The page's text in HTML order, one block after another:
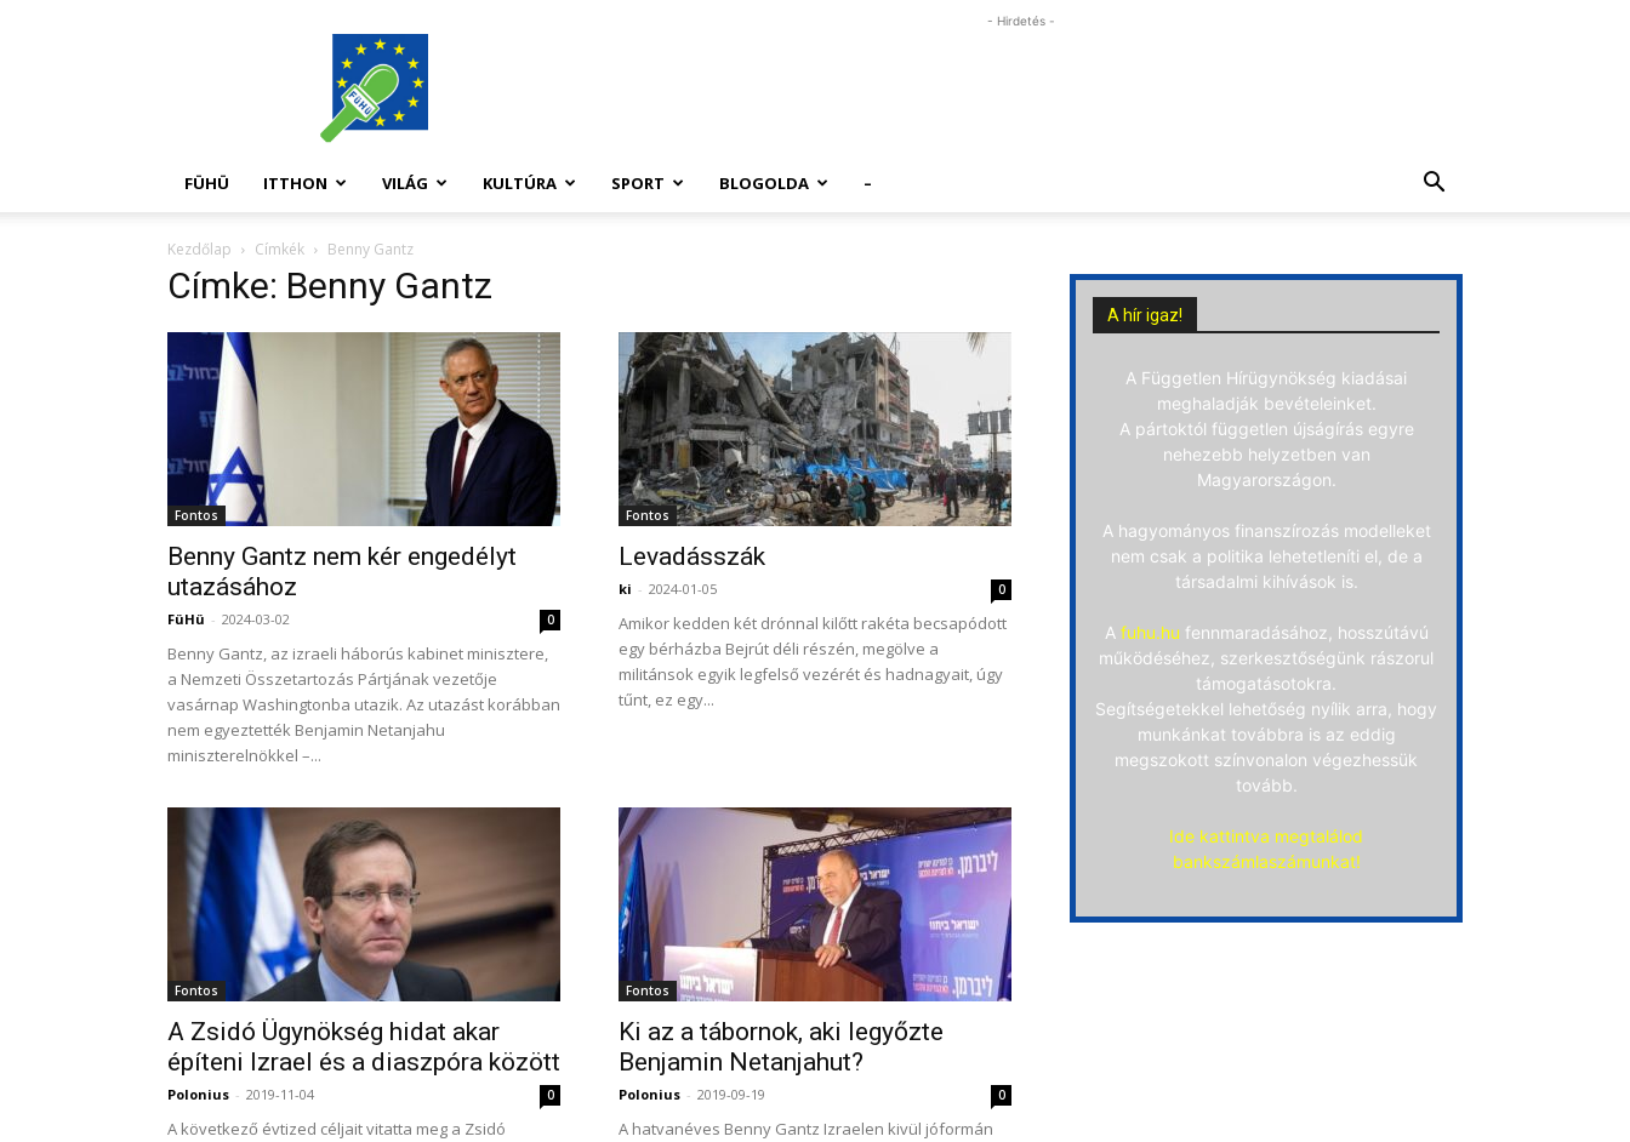
FüHü
- Hirdetés -
FÜHÜ ITTHON VILÁG KULTÚRA SPORT BLOGOLDA –
Kezdőlap Címkék Benny Gantz
Címke: Benny Gantz
Fontos
Benny Gantz nem kér engedélyt
utazásához
FüHü - 2024-03-02 0
Benny Gantz, az izraeli háborús kabinet minisztere,
a Nemzeti Összetartozás Pártjának vezetője
vasárnap Washingtonba utazik. Az utazást korábban
nem egyeztették Benjamin Netanjahu
miniszterelnökkel –...
Fontos
Levadásszák
ki - 2024-01-05 0
Amikor kedden két drónnal kilőtt rakéta becsapódott
egy bérházba Bejrút déli részén, megölve a
militánsok egyik legfelső vezérét és hadnagyait, úgy
tűnt, ez egy...
Fontos
A Zsidó Ügynökség hidat akar
építeni Izrael és a diaszpóra között
Polonius - 2019-11-04 0
A következő évtized céljait vitatta meg a Zsidó
Fontos
Ki az a tábornok, aki legyőzte
Benjamin Netanjahut?
Polonius - 2019-09-19 0
A hatvanéves Benny Gantz Izraelen kivül jóformán
A hír igaz!
A Független Hírügynökség kiadásai
meghaladják bevételeinket.
A pártoktól független újságírás egyre
nehezebb helyzetben van
Magyarországon.
A hagyományos finanszírozás modelleket
nem csak a politika lehetetleníti el, de a
társadalmi kihívások is.
A fuhu.hu fennmaradásához, hosszútávú
működéséhez, szerkesztőségünk rászorul
támogatásotokra.
Segítségetekkel lehetőség nyílik arra, hogy
munkánkat továbbra is az eddig
megszokott színvonalon végezhessük
tovább.
Ide kattintva megtalálod
bankszámlaszámunkat!